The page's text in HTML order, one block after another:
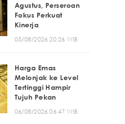
Agustus, Perseroan
Fokus Perkuat
Kinerja
05/08/2026 20:26 WIB
Harga Emas
Melonjak ke Level
Tertinggi Hampir
Tujuh Pekan
06/08/2026 06:47 WIB